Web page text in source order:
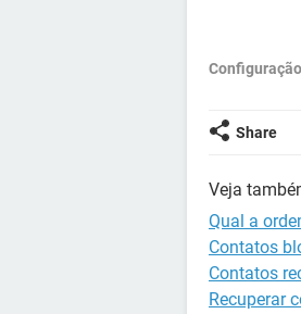
Share
Veja
Qual a
Contatos
Contatos
Recuperar